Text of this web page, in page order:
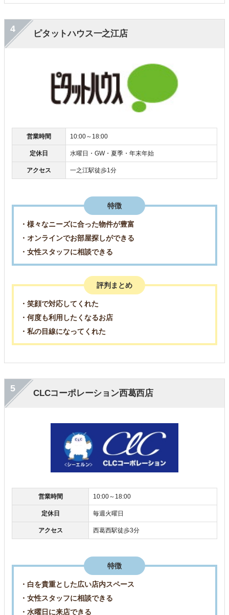
ピタットハウス一之江店
4
営業時間 10:00～18:00
定休日 水曜日・GW・夏季・年末年始
アクセス 一之江駅徒歩1分
特徴
・様々なニーズに合った物件が豊富
・オンラインでお部屋探しができる
・女性スタッフに相談できる
評判まとめ
・笑顔で対応してくれた
・何度も利用したくなるお店
・私の目線になってくれた
CLCコーポレーション西葛西店
5
営業時間 10:00～18:00
定休日 毎週火曜日
アクセス 西葛西駅徒歩3分
特徴
・白を貴重とした広い店内スペース
・女性スタッフに相談できる
・水曜日に来店できる